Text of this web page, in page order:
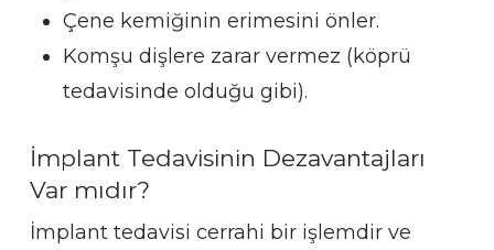
Çene kemiğinin erimesini önler.
Komşu dişlere zarar vermez (köprü
tedavisinde olduğu gibi).
İmplant Tedavisinin Dezavantajları
Var mıdır?
İmplant tedavisi cerrahi bir işlemdir ve